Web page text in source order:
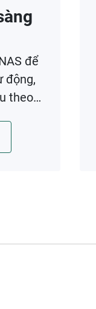
để
động,
theo